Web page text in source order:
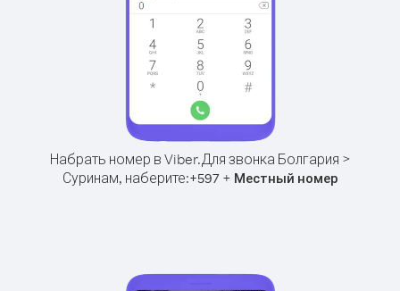
Набрать номер в Viber.Для звонка Болгария >
Суринам, наберите:+597+ Местный номер